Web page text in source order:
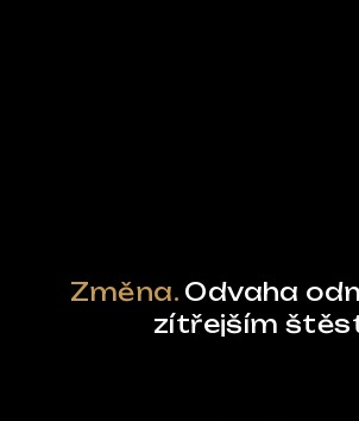
Změna. Odvaha
zítřejším